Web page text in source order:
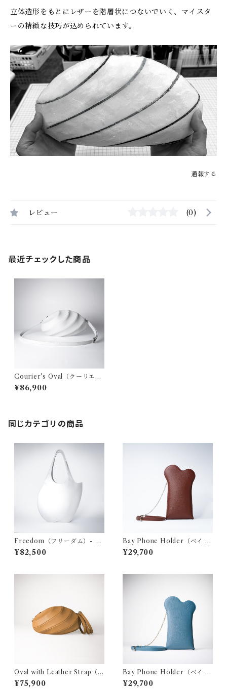
立体造形をもとにレザーを階層状につないでいく、マイスタ
ーの精緻な技巧が込められています。
通報する
レビュー (0)
最近チェックした商品
Courier's Oval（クーリエズ
オーバル）- white
¥86,900
同じカテゴリの商品
Freedom（フリーダム）- w
hite
¥82,500
Bay Phone Holder（ベイ フ
¥29,700
Oval with Leather Strap（オ
ーバル ウィズ レザー ストラッ
プ）- Brown
¥75,900
Bay Phone Holder（ベイ フ
ォン ホルダー）- blue
¥29,700